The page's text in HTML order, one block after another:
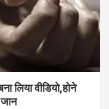
लिया वीडियो,होने